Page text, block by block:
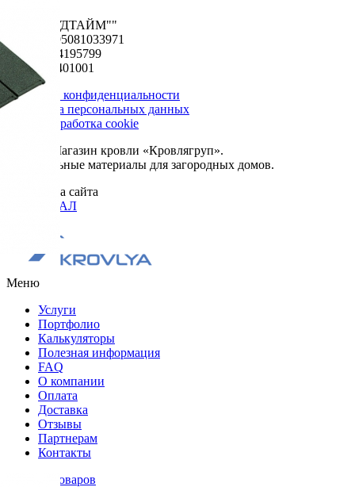
ООО "ФУДТАЙМ""
ОГРН 1195081033971
ИНН 5024195799
КПП 502401001
Политика конфиденциальности
Обработка персональных данных
Сбор и обработка cookie
© 2026. Магазин кровли «Кровлягруп».
Строительные материалы для загородных домов.
Разработка сайта
ОРИГИНАЛ
Меню
Услуги
Портфолио
Калькуляторы
Полезная информация
FAQ
О компании
Оплата
Доставка
Отзывы
Партнерам
Контакты
Каталог товаров